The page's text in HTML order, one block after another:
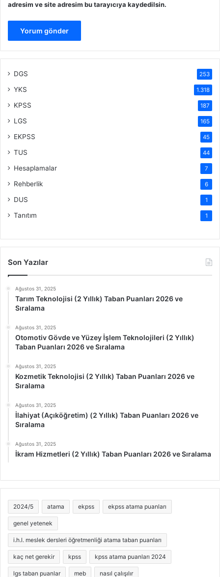
adresim ve site adresim bu tarayıcıya kaydedilsin.
DGS 253
YKS 1.318
KPSS 187
LGS 165
EKPSS 45
TUS 44
Hesaplamalar 7
Rehberlik 6
DUS 1
Tanıtım 1
Son Yazılar
Ağustos 31, 2025
Tarım Teknolojisi (2 Yıllık) Taban Puanları 2026 ve
Sıralama
Ağustos 31, 2025
Otomotiv Gövde ve Yüzey İşlem Teknolojileri (2 Yıllık)
Taban Puanları 2026 ve Sıralama
Ağustos 31, 2025
Kozmetik Teknolojisi (2 Yıllık) Taban Puanları 2026 ve
Sıralama
Ağustos 31, 2025
İlahiyat (Açıköğretim) (2 Yıllık) Taban Puanları 2026 ve
Sıralama
Ağustos 31, 2025
İkram Hizmetleri (2 Yıllık) Taban Puanları 2026 ve Sıralama
2024/5 atama ekpss ekpss atama puanları
genel yetenek
i.h.l. meslek dersleri öğretmenliği atama taban puanları
kaç net gerekir kpss kpss atama puanları 2024
lgs taban puanlar meb nasıl çalışılır